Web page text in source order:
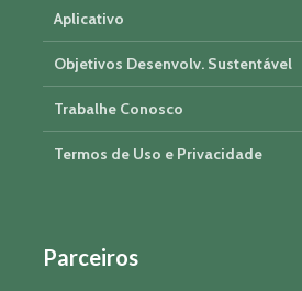
Aplicativo
Objetivos Desenvolv. Sustentável
Trabalhe Conosco
Termos de Uso e Privacidade
Parceiros